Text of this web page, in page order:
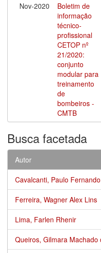
Nov-2020
Boletim de
informação
técnico-
profissional
CETOP nº
21/2020:
conjunto
modular para
treinamento
de
bombeiros -
CMTB
Busca facetada
Autor
Cavalcanti, Paulo
Ferreira, Wagner Alex Lins
Lima, Farlen Rhenir
Queiros, Gilmara Machado